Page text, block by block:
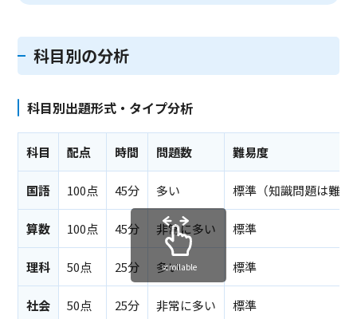
科目別の分析
科目別出題形式・タイプ分析
科目 配点 時間 問題数 難易度
国語 100点 45分 多い 標準（知識問題は難）
算数 100点 45分 非常に多い 標準
理科 50点 25分 多い 標準
社会 50点 25分 非常に多い 標準
scrollable